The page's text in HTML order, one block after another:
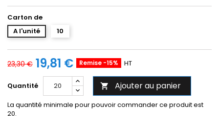
Carton de
A l'unité
10
23,30 € 19,81 € Remise -15% HT
Quantité  Ajouter au panier
La quantité minimale pour pouvoir commander ce produit est
20.